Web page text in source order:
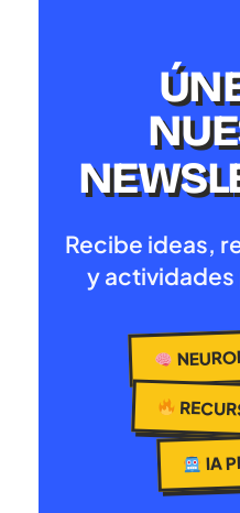
Recibe ideas,
y actividades
IA